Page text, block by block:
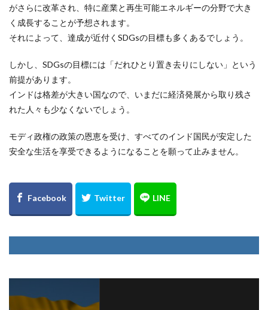
がさらに改革され、特に産業と再生可能エネルギーの分野で大き
く成長することが予想されます。
それによって、達成が近付くSDGsの目標も多くあるでしょう。
しかし、SDGsの目標には「だれひとり置き去りにしない」という
前提があります。
インドは格差が大きい国なので、いまだに経済発展から取り残さ
れた人々も少なくないでしょう。
モディ政権の政策の恩恵を受け、すべてのインド国民が安定した
安全な生活を享受できるようになることを願って止みません。